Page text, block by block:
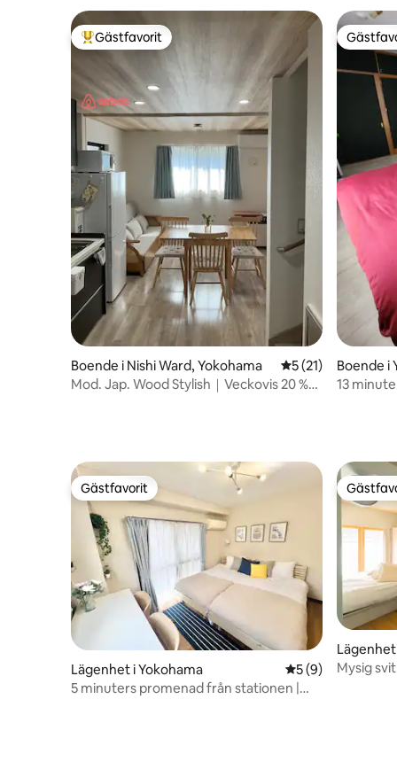
Shinjuku
Populär gästfavorit
Gästfavorit
Boende i Nishi Ward, Yokohama 5 av 5 i
5 (21)
Mod. Jap. Wood Stylish｜Veckovis 20 %
Boende i
13
sovrum
Gästfavorit
Gästfavorit
Lägenhet i Yokohama 5 av 5 i
5 (9)
5 minuters promenad från stationen |
Mysig